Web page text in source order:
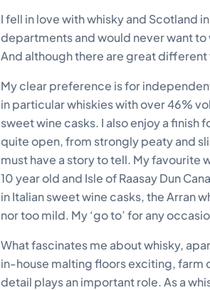
I fell in love with whisky and Scotland
departments and would never want to
And although there are great
My clear preference is for
in particular whiskies with over 46%
sweet wine casks. I also enjoy a
quite open, from strongly peaty and
must have a story to tell. My favourite
10 year old and Isle of Raasay Dun
in Italian sweet wine casks, the Arran
nor too mild. My ‘go to’ for any
What fascinates me about whisky,
in-house malting floors exciting, farm
detail plays an important role. As a